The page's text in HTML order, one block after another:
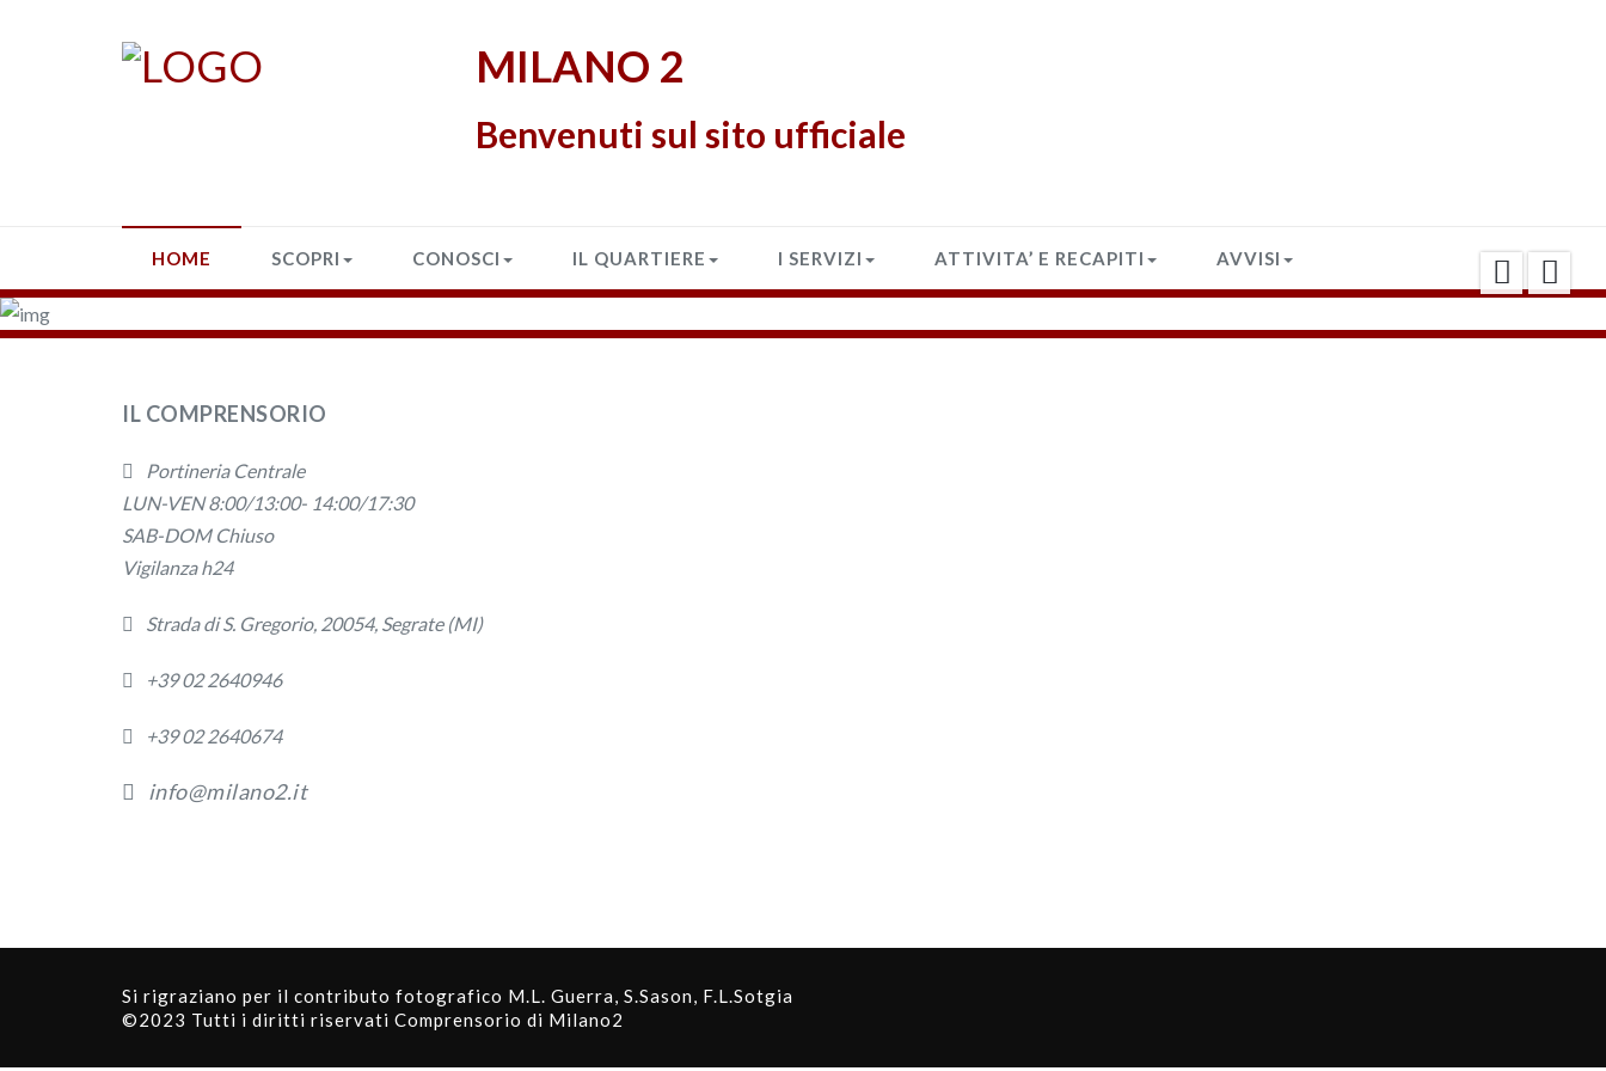
MILANO 2
Benvenuti sul sito ufficiale
HOME SCOPRI CONOSCI IL QUARTIERE I SERVIZI ATTIVITA’ E RECAPITI AVVISI
IL COMPRENSORIO
Portineria Centrale
LUN-VEN 8:00/13:00- 14:00/17:30
SAB-DOM Chiuso
Vigilanza h24
Strada di S. Gregorio, 20054, Segrate (MI)
+39 02 2640946
+39 02 2640674
info@milano2.it
Si rigraziano per il contributo fotografico M.L. Guerra, S.Sason, F.L.Sotgia
©2023 Tutti i diritti riservati Comprensorio di Milano2